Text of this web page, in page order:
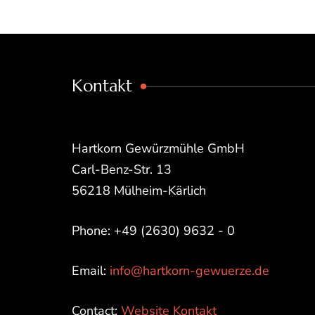
Kontakt
Hartkorn Gewürzmühle GmbH
Carl-Benz-Str. 13
56218 Mülheim-Kärlich
Phone: +49 (2630) 9632 - 0
Email: info@hartkorn-gewuerze.de
Contact: Website Kontakt